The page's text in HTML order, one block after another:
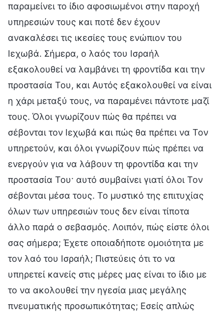
παραμείνει το ίδιο αφοσιωμένοι στην παροχή
υπηρεσιών τους και ποτέ δεν έχουν
ανακαλέσει τις ικεσίες τους ενώπιον του
Ιεχωβά. Σήμερα, ο λαός του Ισραήλ
εξακολουθεί να λαμβάνει τη φροντίδα και την
προστασία Του, και Αυτός εξακολουθεί να είναι
η χάρι μεταξύ τους, να παραμένει πάντοτε μαζί
τους. Όλοι γνωρίζουν πώς θα πρέπει να
σέβονται τον Ιεχωβά και πώς θα πρέπει να Τον
υπηρετούν, και όλοι γνωρίζουν πώς πρέπει να
ενεργούν για να λάβουν τη φροντίδα και την
προστασία Του· αυτό συμβαίνει γιατί όλοι Τον
σέβονται μέσα τους. Το μυστικό της επιτυχίας
όλων των υπηρεσιών τους δεν είναι τίποτα
άλλο παρά ο σεβασμός. Λοιπόν, πώς είστε όλοι
σας σήμερα; Έχετε οποιαδήποτε ομοιότητα με
τον λαό του Ισραήλ; Πιστεύεις ότι το να
υπηρετεί κανείς στις μέρες μας είναι το ίδιο με
το να ακολουθεί την ηγεσία μιας μεγάλης
πνευματικής προσωπικότητας; Εσείς απλώς